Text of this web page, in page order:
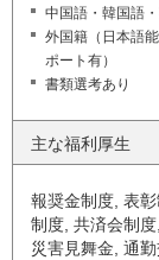
中国語・韓国語
外国籍（日本語
ポート有）
書類選考あり
主な福利厚生
報奨金制度, 表
制度, 共済会制
災害見舞金, 通